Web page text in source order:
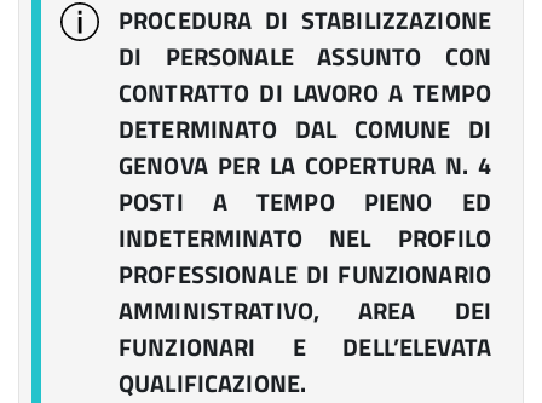
PROCEDURA DI STABILIZZAZIONE
DI PERSONALE ASSUNTO CON
CONTRATTO DI LAVORO A TEMPO
DETERMINATO DAL COMUNE DI
GENOVA PER LA COPERTURA N. 4
POSTI A TEMPO PIENO ED
INDETERMINATO NEL PROFILO
PROFESSIONALE DI FUNZIONARIO
AMMINISTRATIVO, AREA DEI
FUNZIONARI E DELL’ELEVATA
QUALIFICAZIONE.